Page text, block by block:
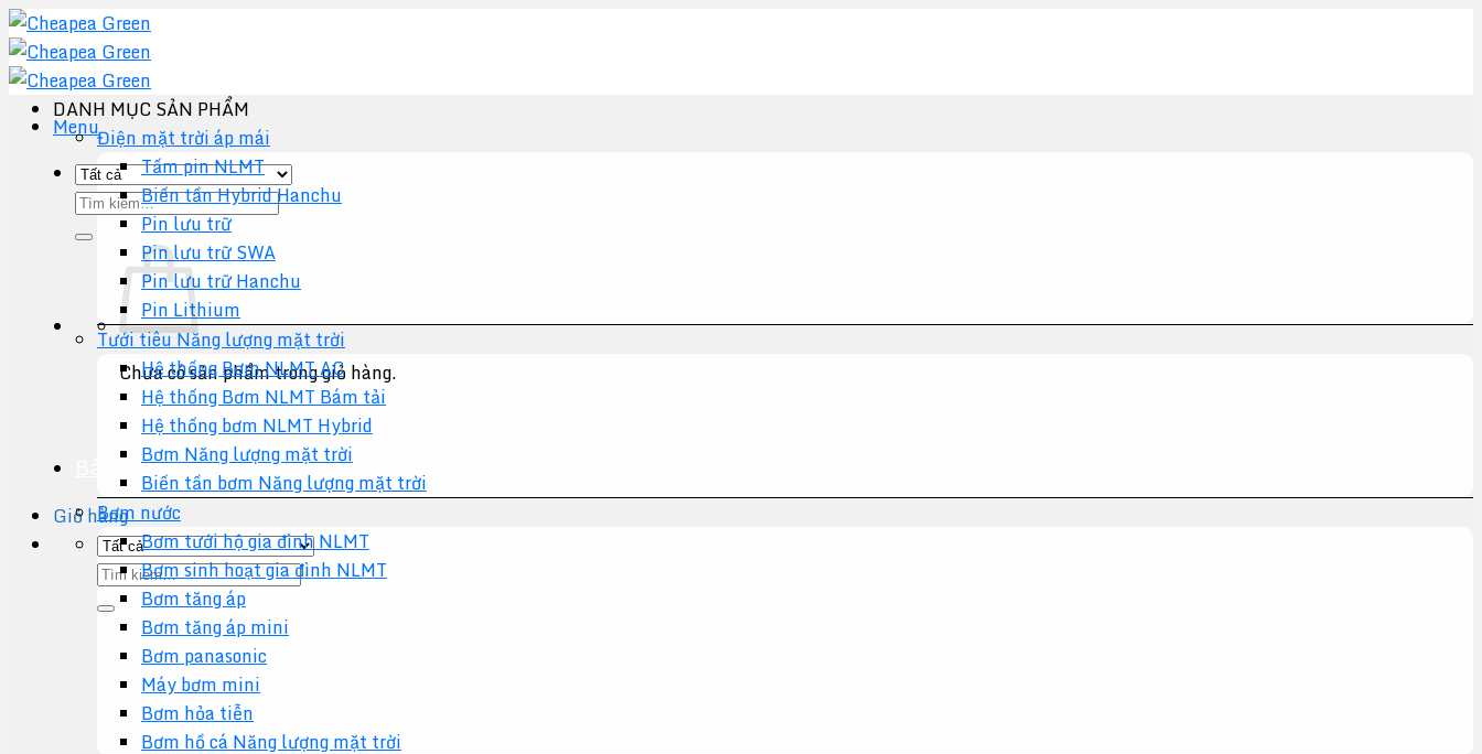
Chuyển
đến
nội
dung
Menu
Tìm
kiếm:
Chưa có sản phẩm trong giỏ hàng.
Quay trở lại cửa hàng
Báo giá +
Giỏ hàng
Tìm
kiếm:
DANH MỤC SẢN PHẨM
Điện mặt trời áp mái
Tấm pin NLMT
Biến tần Hybrid Hanchu
Pin lưu trữ
Pin lưu trữ SWA
Pin lưu trữ Hanchu
Pin Lithium
Tưới tiêu Năng lượng mặt trời
Hệ thống Bơm NLMT AC
Hệ thống Bơm NLMT Bám tải
Hệ thống bơm NLMT Hybrid
Bơm Năng lượng mặt trời
Biến tần bơm Năng lượng mặt trời
Bơm nước
Bơm tưới hộ gia đình NLMT
Bơm sinh hoạt gia đình NLMT
Bơm tăng áp
Bơm tăng áp mini
Bơm panasonic
Máy bơm mini
Bơm hỏa tiễn
Bơm hồ cá Năng lượng mặt trời